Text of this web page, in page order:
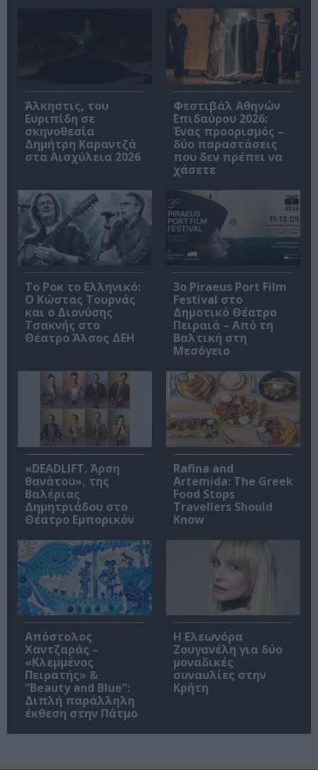
Άλκηστις, του
Ευριπίδη σε
σκηνοθεσία
Δημήτρη Καραντζά
στα Αισχύλεια 2026
Φεστιβάλ Αθηνών
Επιδαύρου 2026:
Ένας προορισμός –
δύο παραστάσεις
που δεν πρέπει να
χάσετε
Το Ροκ το Ελληνικό:
Ο Κώστας Τουρνάς
και ο Διονύσης
Τσακνής στο
Θέατρο Άλσος ΔΕΗ
3o Piraeus Port Film
Festival στο
Δημοτικό Θέατρο
Πειραιά – Από τη
Βαλτική στη
Μεσόγειο
«DEADLIFT. Άρση
θανάτου», της
Βαλέριας
Δημητριάδου στο
Θέατρο Εμπορικόν
Rafina and
Artemida: The Greek
Food Stops
Travellers Should
Know
Απόστολος
Χαντζαράς –
«Κλεμμένος
Πειρατής» &
“Beauty and Blue”:
Διπλή παράλληλη
έκθεση στην Πάτμο
Η Ελεωνόρα
Ζουγανέλη για δύο
μοναδικές
συναυλίες στην
Κρήτη